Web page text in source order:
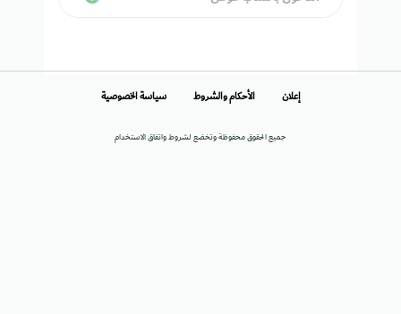
جميع الحقوق محفوظة وتخضع لشروط واتفاق الاستخدام
إعلان الأحكام والشروط سياسة الخصوصية